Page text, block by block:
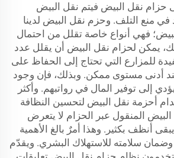
نقل البيض فيتم نقل البيض
في منع التلف. وحزم نقل البيض لدينا
فهي أنواع خاصة تقلل من احتمال
يمكن لحزام نقل البيض أن يقلل عدد
للمزارع التي تحتاج إلى الحفاظ على
عند أدنى مستوى ممكن. وبذلك، فإن وجود
إلى توفير المال في رواتبهم. وأكثر
أحزمة نقل البيض لتحسين النظافة
المنقول عبر الحزام لا يتعرض
أنظف بكثير. وهذا أمرٌ بالغ الأهمية
سلامته للاستهلاك البشري. ويقدّم